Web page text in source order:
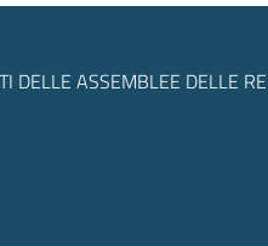
DELLE ASSEMBLEE DELLE